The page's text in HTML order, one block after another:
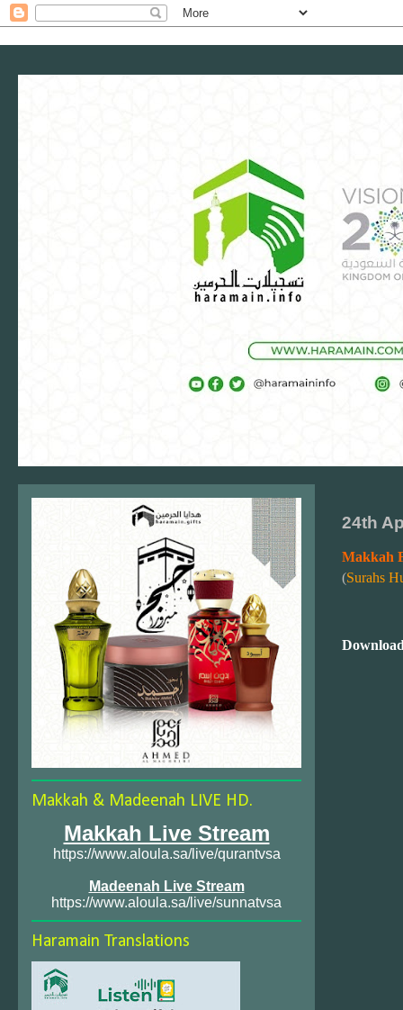
24th
Makkah
(Surahs
Makkah & Madeenah LIVE HD.
Makkah Live Stream
https://www.aloula.sa/live/qurantvsa
Madeenah Live Stream
https://www.aloula.sa/live/sunnatvsa
Haramain Translations